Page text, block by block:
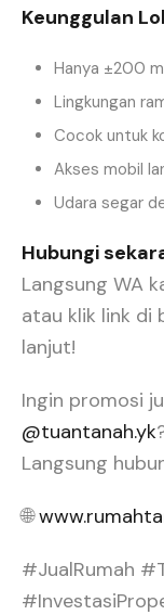
Keunggulan
Hanya ±200
Lingkungan
Cocok untuk
Akses mobil
Udara segar
Hubungi
Langsung WA
atau klik link di
lanjut!
Ingin promosi
@tuantanah.yk
Langsung
🌐
#JualRumah